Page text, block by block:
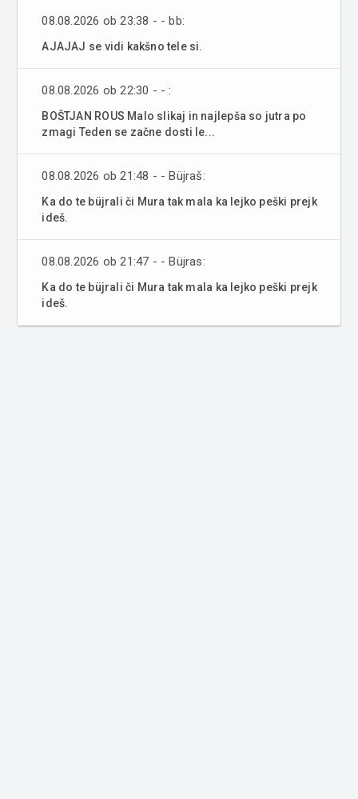
08.08.2026 ob 23:38 - - bb:
AJAJAJ se vidi kakšno tele si.
08.08.2026 ob 22:30 - - :
BOŠTJAN ROUS Malo slikaj in najlepša so jutra po
zmagi Teden se začne dosti le...
08.08.2026 ob 21:48 - - Büjraš:
Ka do te büjrali či Mura tak mala ka lejko peški prejk
ideš.
08.08.2026 ob 21:47 - - Büjras:
Ka do te büjrali či Mura tak mala ka lejko peški prejk
ideš.